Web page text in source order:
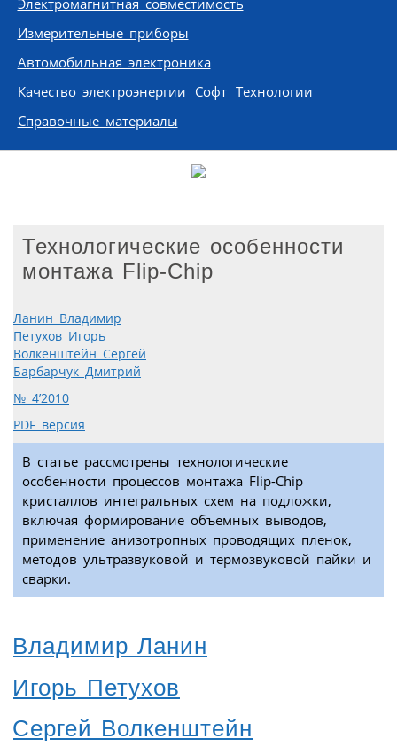
Электромагнитная совместимость
Измерительные приборы
Автомобильная электроника
Качество электроэнергии Софт Технологии
Справочные материалы
Технологические особенности
монтажа Flip-Chip
Ланин Владимир
Петухов Игорь
Волкенштейн Сергей
Барбарчук Дмитрий
№ 4’2010
PDF версия
В статье рассмотрены технологические
особенности процессов монтажа Flip-Chip
кристаллов интегральных схем на подложки,
включая формирование объемных выводов,
применение анизотропных проводящих пленок,
методов ультразвуковой и термозвуковой пайки и
сварки.
Владимир Ланин
Игорь Петухов
Сергей Волкенштейн